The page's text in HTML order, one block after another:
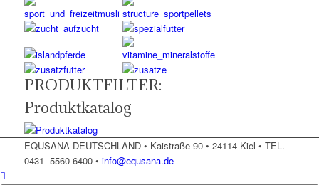
PRODUKTFILTER:
Produktkatalog
EQUSANA DEUTSCHLAND • Kaistraße 90 • 24114 Kiel • TEL.
0431- 5560 6400 • info@equsana.de